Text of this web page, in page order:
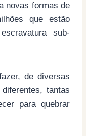
novas formas de
que estão
sub-
de diversas
tantas
para quebrar